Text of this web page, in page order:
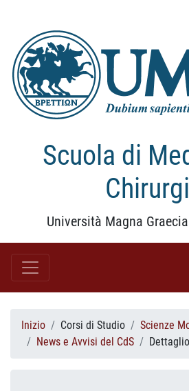
Scuola di
Università Magna
Inizio Corsi di Studio
Scienze
News e Avvisi del CdS